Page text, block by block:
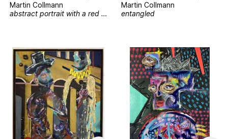
Martin Collmann
abstract portrait with a red curve (I)
Martin Collmann
entangled